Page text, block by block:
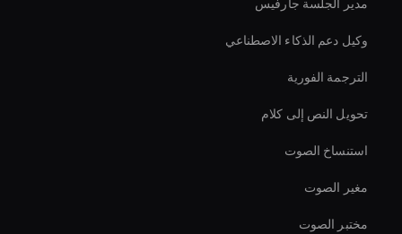
مدير الجلسة جارفيس
وكيل دعم الذكاء الاصطناعي
الترجمة الفورية
تحويل النص إلى كلام
استنساخ الصوت
مغير الصوت
مختبر الصوت